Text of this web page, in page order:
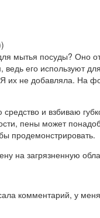
мытья посуды? Оно
ведь его используют
не добавляла. На
и взбиваю
пены может
продемонстрировать.
на загрязненную
комментарий, у